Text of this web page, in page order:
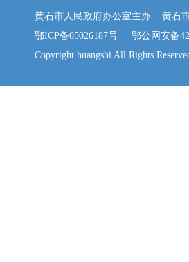
黄石市人民政府办公室主办 黄石
鄂ICP备05026187号
鄂公网安备
Copyright huangshi All Rights